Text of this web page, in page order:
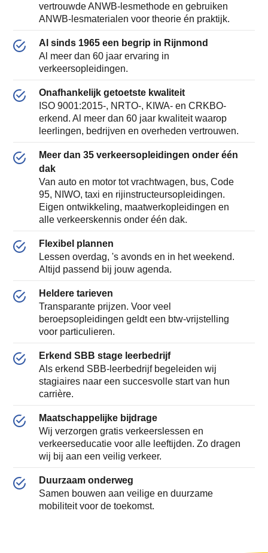
vertrouwde ANWB-lesmethode en gebruiken
ANWB-lesmaterialen voor theorie én praktijk.
Al sinds 1965 een begrip in Rijnmond
Al meer dan 60 jaar ervaring in
verkeersopleidingen.
Onafhankelijk getoetste kwaliteit
ISO 9001:2015-, NRTO-, KIWA- en CRKBO-
erkend. Al meer dan 60 jaar kwaliteit waarop
leerlingen, bedrijven en overheden vertrouwen.
Meer dan 35 verkeersopleidingen onder één
dak
Van auto en motor tot vrachtwagen, bus, Code
95, NIWO, taxi en rijinstructeursopleidingen.
Eigen ontwikkeling, maatwerkopleidingen en
alle verkeerskennis onder één dak.
Flexibel plannen
Lessen overdag, 's avonds en in het weekend.
Altijd passend bij jouw agenda.
Heldere tarieven
Transparante prijzen. Voor veel
beroepsopleidingen geldt een btw-vrijstelling
voor particulieren.
Erkend SBB stage leerbedrijf
Als erkend SBB-leerbedrijf begeleiden wij
stagiaires naar een succesvolle start van hun
carrière.
Maatschappelijke bijdrage
Wij verzorgen gratis verkeerslessen en
verkeerseducatie voor alle leeftijden. Zo dragen
wij bij aan een veilig verkeer.
Duurzaam onderweg
Samen bouwen aan veilige en duurzame
mobiliteit voor de toekomst.